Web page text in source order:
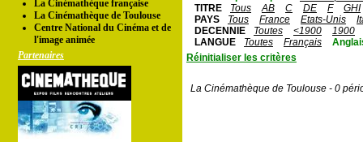
La Cinémathèque française
La Cinémathèque de Toulouse
Centre National du Cinéma et de
l'image animée
Partenaires
TITRE
Tous AB C DE F
GHI
PAYS
Tous France Etats-Unis
DECENNIE
Toutes <1900
1900
LANGUE
Toutes Français
Réinitialiser les critères
La Cinémathèque de Toulouse - 0